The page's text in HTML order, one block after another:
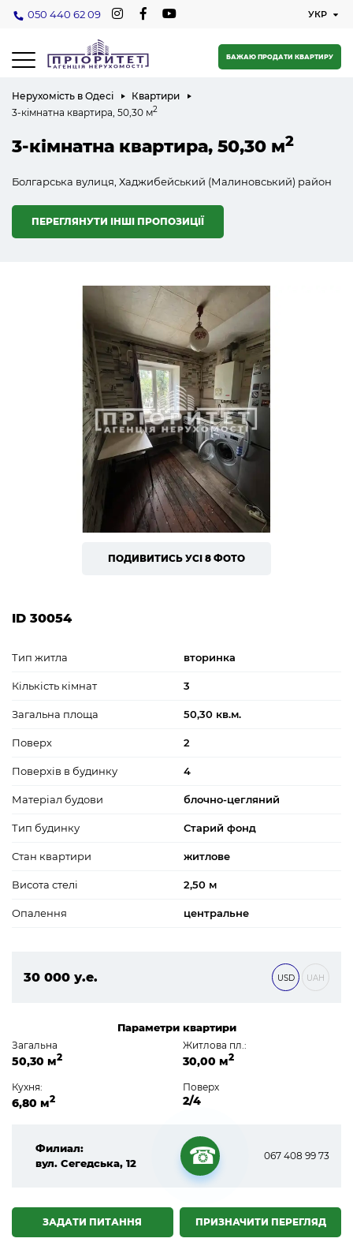
050 440 62 09
БАЖАЮ ПРОДАТИ КВАРТИРУ
Нерухомість в Одесі
Квартири
3-кімнатна квартира, 50,30 м2
3-кімнатна квартира, 50,30 м2
Болгарська вулиця, Хаджибейський (Малиновський) район
ПЕРЕГЛЯНУТИ ІНШІ ПРОПОЗИЦІЇ
ПОДИВИТИСЬ УСІ 8 ФОТО
ID 30054
Тип житла вторинка
Кількість кімнат 3
Загальна площа 50,30 кв.м.
Поверх 2
Поверхів в будинку 4
Матеріал будови блочно-цегляний
Тип будинку Старий фонд
Стан квартири житлове
Висота стелі 2,50 м
Опалення центральне
30 000 у.е.
USD UAH
Параметри квартири
Загальна
50,30 м2
Житлова пл.:
30,00 м2
Кухня:
6,80 м2
Поверх
2/4
Филиал:
вул. Сегедська, 12
☎
067 408 99 73
ПРИЗНАЧИТИ ПЕРЕГЛЯД
ЗАДАТИ ПИТАННЯ